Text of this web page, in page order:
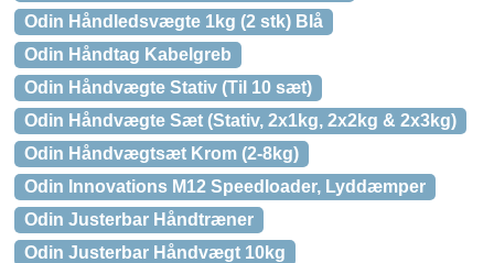
Odin Håndledsvægte 1kg (2 stk) Blå
Odin Håndtag Kabelgreb
Odin Håndvægte Stativ (Til 10 sæt)
Odin Håndvægte Sæt (Stativ, 2x1kg, 2x2kg & 2x3kg)
Odin Håndvægtsæt Krom (2-8kg)
Odin Innovations M12 Speedloader, Lyddæmper
Odin Justerbar Håndtræner
Odin Justerbar Håndvægt 10kg